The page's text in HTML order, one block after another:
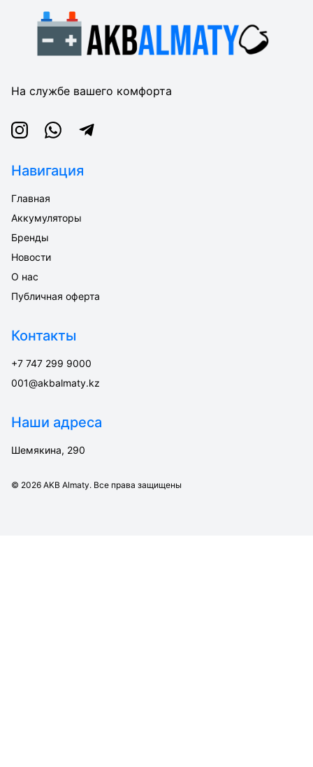
На службе вашего комфорта
InstagramWhatsappTelegram
Навигация
Главная
Аккумуляторы
Бренды
Новости
О нас
Публичная оферта
Контакты
+7 747 299 9000
001@akbalmaty.kz
Наши адреса
Шемякина, 290
© 2026 AKB Almaty. Все права защищены